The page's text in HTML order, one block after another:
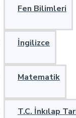
Fen Bilimleri
İngilizce
Matematik
T.C. İnkılap